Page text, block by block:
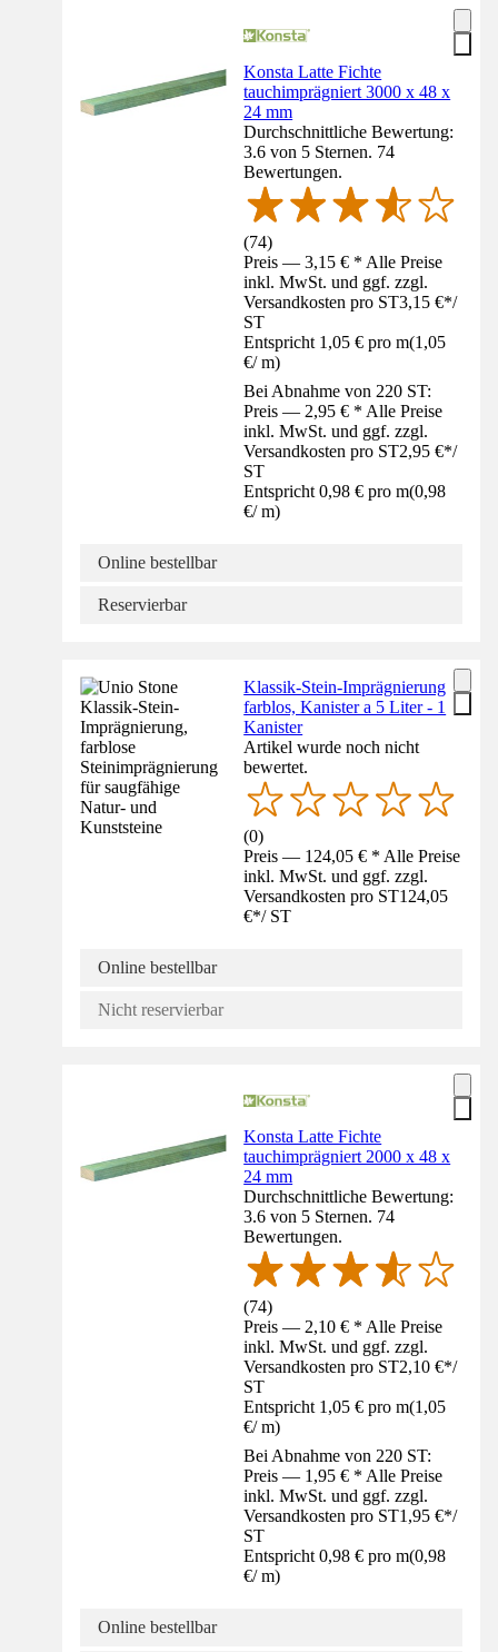
Konsta Latte Fichte
tauchimprägniert 3000 x 48 x
24 mm
Durchschnittliche Bewertung:
3.6 von 5 Sternen. 74
Bewertungen.
(74)
Preis — 3,15 € * Alle Preise
inkl. MwSt. und ggf. zzgl.
Versandkosten pro ST3,15 €*/
ST
Entspricht 1,05 € pro m(1,05
€/ m)
Bei Abnahme von 220 ST:
Preis — 2,95 € * Alle Preise
inkl. MwSt. und ggf. zzgl.
Versandkosten pro ST2,95 €*/
ST
Entspricht 0,98 € pro m(0,98
€/ m)
Online bestellbar
Reservierbar
Klassik-Stein-Imprägnierung
farblos, Kanister a 5 Liter - 1
Kanister
Artikel wurde noch nicht
bewertet.
(0)
Preis — 124,05 € * Alle Preise
inkl. MwSt. und ggf. zzgl.
Versandkosten pro ST124,05
€*/ ST
Online bestellbar
Nicht reservierbar
Konsta Latte Fichte
tauchimprägniert 2000 x 48 x
24 mm
Durchschnittliche Bewertung:
3.6 von 5 Sternen. 74
Bewertungen.
(74)
Preis — 2,10 € * Alle Preise
inkl. MwSt. und ggf. zzgl.
Versandkosten pro ST2,10 €*/
ST
Entspricht 1,05 € pro m(1,05
€/ m)
Bei Abnahme von 220 ST:
Preis — 1,95 € * Alle Preise
inkl. MwSt. und ggf. zzgl.
Versandkosten pro ST1,95 €*/
ST
Entspricht 0,98 € pro m(0,98
€/ m)
Online bestellbar